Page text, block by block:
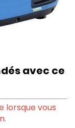
avec ce
lorsque vous